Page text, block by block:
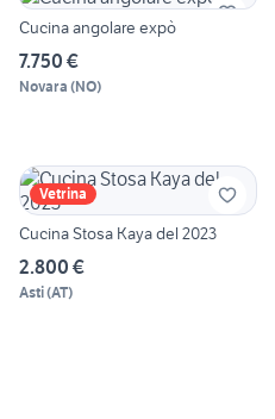
Cucina angolare expò
7.750 €
Novara (NO)
Vetrina
Cucina Stosa Kaya del 2023
2.800 €
Asti(AT)